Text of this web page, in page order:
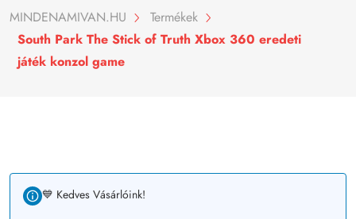
MINDENAMIVAN.HU
Termékek
South Park The Stick of Truth Xbox 360 eredeti
játék konzol game
💙 Kedves Vásárlóink!